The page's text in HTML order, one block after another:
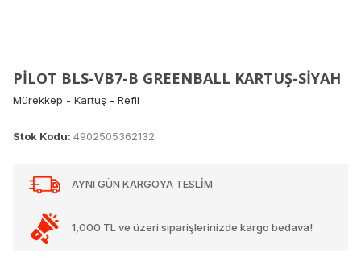
PİLOT BLS-VB7-B GREENBALL KARTUŞ-SİYAH
Mürekkep - Kartuş - Refil
Stok Kodu: 4902505362132
AYNI GÜN KARGOYA TESLİM
1,000 TL ve üzeri siparişlerinizde kargo bedava!